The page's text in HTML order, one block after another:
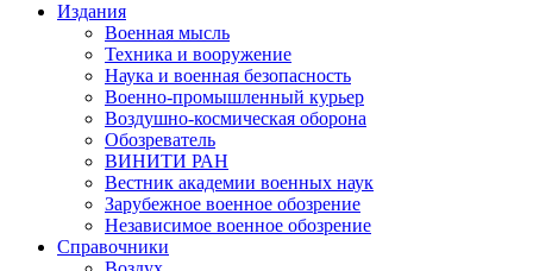
Издания
Военная мысль
Техника и вооружение
Наука и военная безопасность
Военно-промышленный курьер
Воздушно-космическая оборона
Обозреватель
ВИНИТИ РАН
Вестник академии военных наук
Зарубежное военное обозрение
Независимое военное обозрение
Справочники